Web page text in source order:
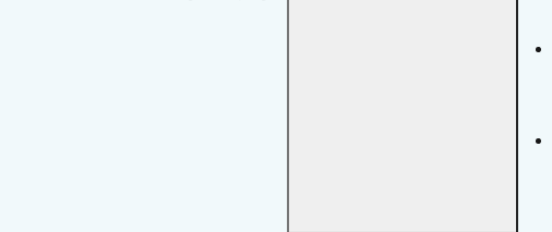
Hücre Aralığını Kırp